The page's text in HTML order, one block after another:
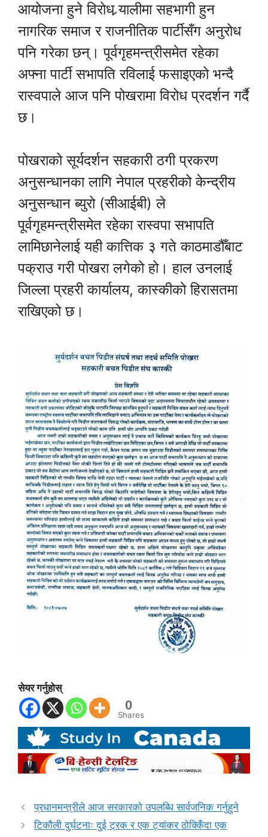
आयोजना हुने विरोध र्‍यालीमा सहभागी हुन
नागरिक समाज र राजनीतिक पार्टीसँग अनुरोध
पनि गरेका छन्। पूर्वगृहमन्त्रीसमेत रहेका
अफ्ना पार्टी सभापति रविलाई फसाइएको भन्दै
रास्वपाले आज पनि पोखरामा विरोध प्रदर्शन गर्दै
छ।
पोखराको सूर्यदर्शन सहकारी ठगी प्रकरण
अनुसन्धानका लागि नेपाल प्रहरीको केन्द्रीय
अनुसन्धान ब्युरो (सीआईबी) ले
पूर्वगृहमन्त्रीसमेत रहेका रास्वपा सभापति
लामिछानेलाई यही कात्तिक ३ गते काठमाडौँबाट
पक्राउ गरी पोखरा लगेको हो। हाल उनलाई
जिल्ला प्रहरी कार्यालय, कास्कीको हिरासतमा
राखिएको छ।
सेयर गर्नुहोस्
0
Shares
प्रधानमन्त्रीले आज सरकारको उपलब्धि सार्वजनिक गर्नुहुने
टिकौली दुर्घटनाः दुई ट्रक र एक ट्यांकर ठोक्किँदा एक